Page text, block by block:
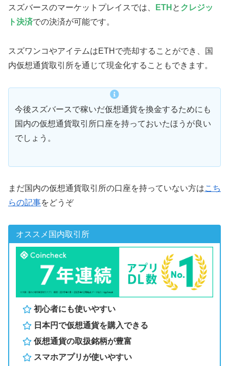
スズバースのマーケットプレイスでは、 ETH と クレジッ
ト決済での決済が可能です。
スズワンコやアイテムはETHで売却することができ、国
内仮想通貨取引所を通じて現金化することもできます。
今後スズバースで稼いだ仮想通貨を換金するためにも
国内の仮想通貨取引所口座を持っておいたほうが良い
でしょう。
まだ国内の仮想通貨取引所の口座を持っていない方はこち
らの記事をどうぞ
オススメ国内取引所
初心者にも使いやすい
日本円で仮想通貨を購入できる
仮想通貨の取扱銘柄が豊富
スマホアプリが使いやすい